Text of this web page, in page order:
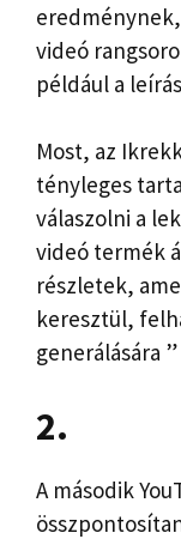
videó
például a
Most, az
tényleges
válaszolni a
videó termék
részletek,
keresztül,
generálására
2.
A második